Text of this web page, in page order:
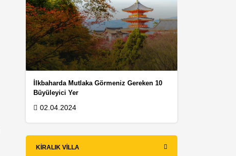
İlkbaharda Mutlaka Görmeniz Gereken 10
Büyüleyici Yer
02.04.2024
KIRALIK VILLA